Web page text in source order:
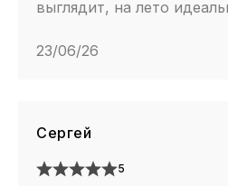
выглядит, на лето
23/06/26
Сергей
5